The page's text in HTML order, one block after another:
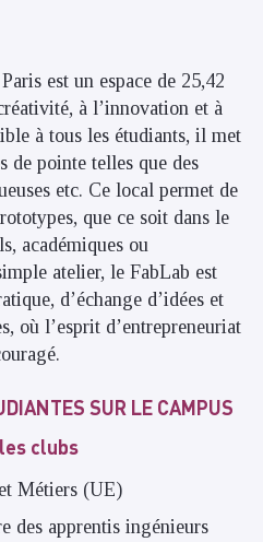
est un espace de 25,42
à l’innovation et à
à tous les étudiants, il met
de pointe telles que des
etc. Ce local permet de
que ce soit dans le
académiques ou
atelier, le FabLab est
d’échange d’idées et
où l’esprit d’entrepreneuriat
SUR LE CAMPUS
clubs
Métiers (UE)
des apprentis ingénieurs